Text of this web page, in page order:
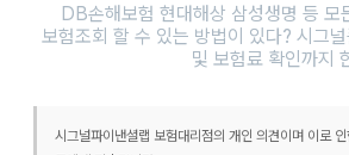
DB손해보험 현대해상 삼성생명 등 모
보험조회 할 수 있는 방법이 있다? 시그
및 보험료 확인까지
시그널파이낸셜랩 보험대리점의 개인 의견이며 이로